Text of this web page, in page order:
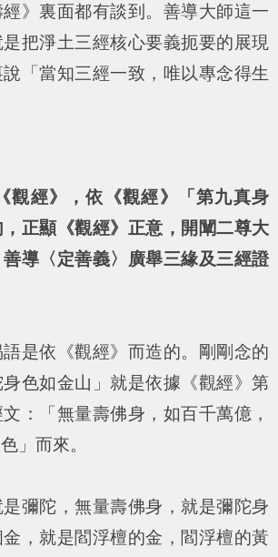
》裏面都有談到。善導大師這一
把淨土三經核心要義扼要的展現
「當知三經一致，唯以專念得生
觀經》，依《觀經》「第九真身
正顯《觀經》正意，開闡二尊大
導〈定善義〉廣舉三緣及三經證
依《觀經》而造的。剛剛念的
色如金山 」就是依據《觀經》第
：「 無量壽佛身，如百千萬億，
」而來。
陀，無量壽佛身，就是彌陀身
，就是閻浮檀的金，閻浮檀的黃